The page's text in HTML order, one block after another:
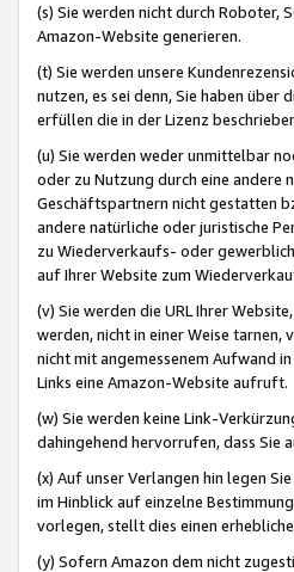
(s) Sie werden nicht durch
Amazon-Website generieren.
(t) Sie werden unsere
nutzen, es sei denn, Sie haben über
erfüllen die in der Lizenz
(u) Sie werden weder unmittelbar
oder zu Nutzung durch eine andere
Geschäftspartnern nicht gestatten
andere natürliche oder juristische
zu Wiederverkaufs- oder
auf Ihrer Website zum
(v) Sie werden die URL Ihrer
werden, nicht in einer Weise
nicht mit angemessenem Aufwand
Links eine Amazon-Website aufruft.
(w) Sie werden keine Link-
dahingehend hervorrufen, dass Sie
(x) Auf unser Verlangen hin legen
im Hinblick auf einzelne
vorlegen, stellt dies einen
(y) Sofern Amazon dem nicht